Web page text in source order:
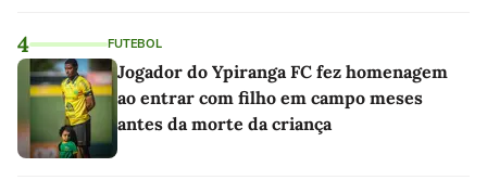
4 FUTEBOL
Jogador do Ypiranga FC fez homenagem
ao entrar com filho em campo meses
antes da morte da criança